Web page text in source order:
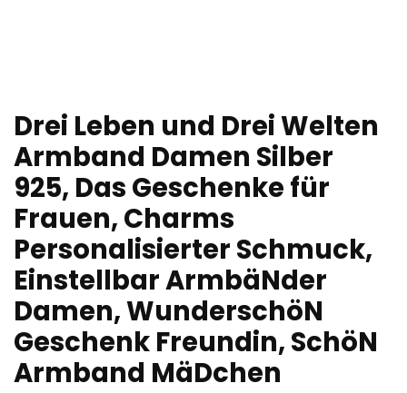
Drei Leben und Drei Welten
Armband Damen Silber
925, Das Geschenke für
Frauen, Charms
Personalisierter Schmuck,
Einstellbar ArmbäNder
Damen, WunderschöN
Geschenk Freundin, SchöN
Armband MäDchen